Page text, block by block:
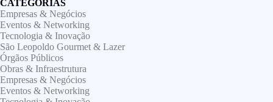
CATEGORIAS
Empresas & Negócios
Eventos & Networking
Tecnologia & Inovação
São Leopoldo Gourmet & Lazer
Órgãos Públicos
Obras & Infraestrutura
Empresas & Negócios
Eventos & Networking